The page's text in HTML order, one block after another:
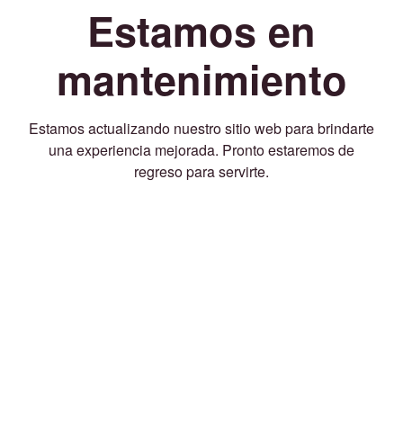
Estamos en
mantenimiento
Estamos actualizando nuestro sitio web para brindarte
una experiencia mejorada. Pronto estaremos de
regreso para servirte.